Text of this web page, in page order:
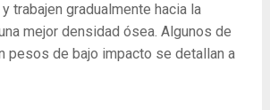
trabajen gradualmente hacia la
mejor densidad ósea. Algunos de
pesos de bajo impacto se detallan a